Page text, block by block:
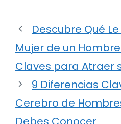
Descubre Qué
Mujer de un
Claves para Atraer
9 Diferencias
Cerebro de